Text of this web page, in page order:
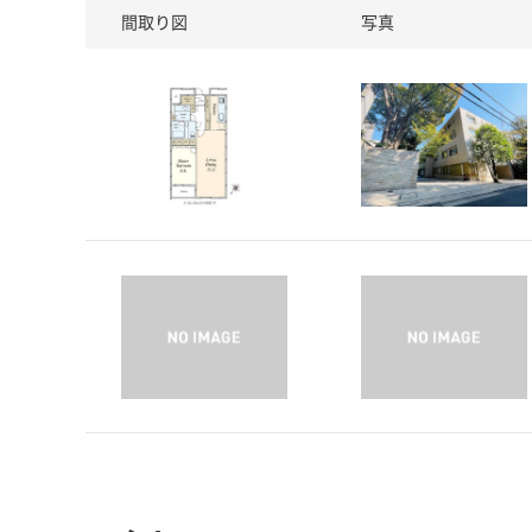
間取り図 写真